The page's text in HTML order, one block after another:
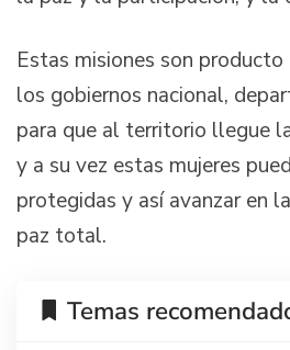
Estas misiones son
los gobiernos nacional,
para que al territorio llegue
y a su vez estas mujeres
protegidas y así avanzar en
paz total.
Temas